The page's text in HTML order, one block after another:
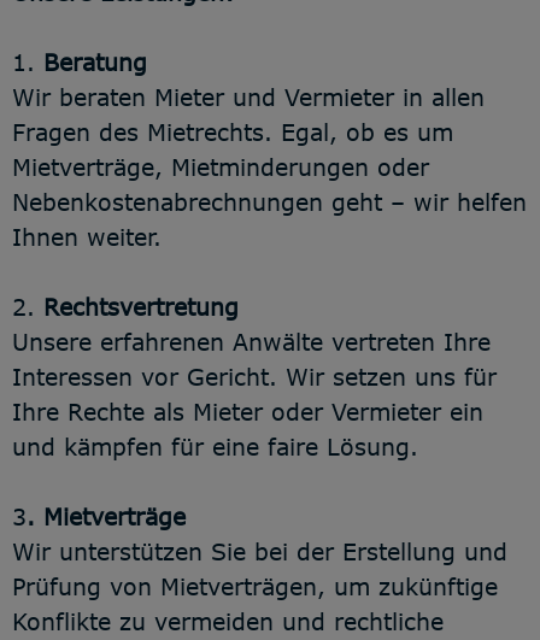
1. Beratung
Wir beraten Mieter und Vermieter in allen
Fragen des Mietrechts. Egal, ob es um
Mietverträge, Mietminderungen oder
Nebenkostenabrechnungen geht – wir helfen
Ihnen weiter.
2. Rechtsvertretung
Unsere erfahrenen Anwälte vertreten Ihre
Interessen vor Gericht. Wir setzen uns für
Ihre Rechte als Mieter oder Vermieter ein
und kämpfen für eine faire Lösung.
3. Mietverträge
Wir unterstützen Sie bei der Erstellung und
Prüfung von Mietverträgen, um zukünftige
Konflikte zu vermeiden und rechtliche